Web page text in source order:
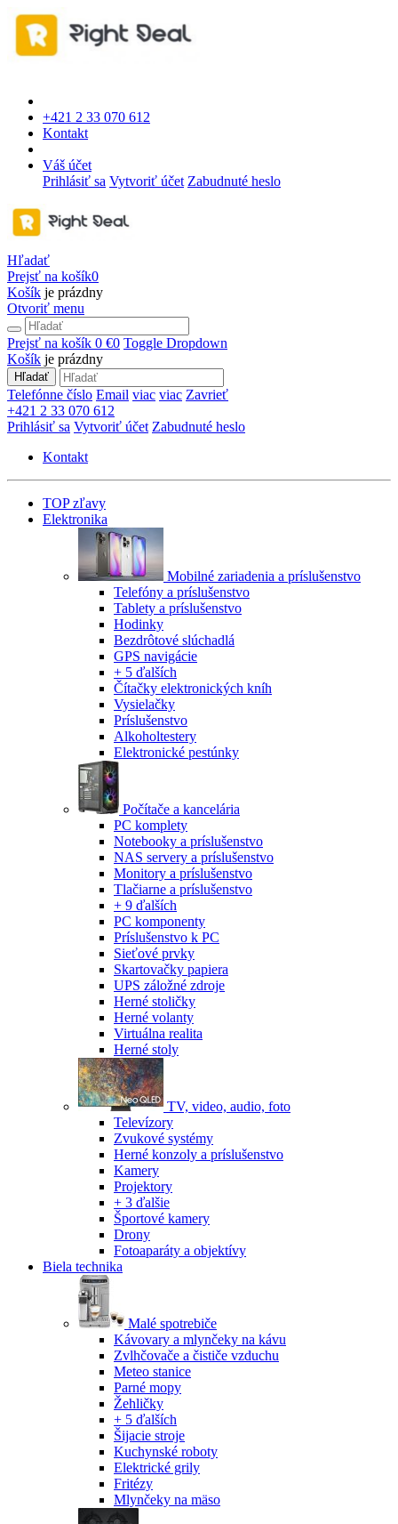
+421 2 33 070 612
Kontakt
Váš účet
Prihlásiť sa Vytvoriť účet Zabudnuté heslo
Hľadať
Prejsť na košík0
Košík je prázdny
Otvoriť menu
Prejsť na košík 0 €0 Toggle Dropdown
Košík je prázdny
Hľadať
Telefónne číslo Email viac viac Zavrieť
+421 2 33 070 612
Prihlásiť sa Vytvoriť účet Zabudnuté heslo
Kontakt
TOP zľavy
Elektronika
Mobilné zariadenia a príslušenstvo
Telefóny a príslušenstvo
Tablety a príslušenstvo
Hodinky
Bezdrôtové slúchadlá
GPS navigácie
+ 5 ďalších
Čítačky elektronických kníh
Vysielačky
Príslušenstvo
Alkoholtestery
Elektronické pestúnky
Počítače a kancelária
PC komplety
Notebooky a príslušenstvo
NAS servery a príslušenstvo
Monitory a príslušenstvo
Tlačiarne a príslušenstvo
+ 9 ďalších
PC komponenty
Príslušenstvo k PC
Sieťové prvky
Skartovačky papiera
UPS záložné zdroje
Herné stoličky
Herné volanty
Virtuálna realita
Herné stoly
TV, video, audio, foto
Televízory
Zvukové systémy
Herné konzoly a príslušenstvo
Kamery
Projektory
+ 3 ďalšie
Športové kamery
Drony
Fotoaparáty a objektívy
Biela technika
Malé spotrebiče
Kávovary a mlynčeky na kávu
Zvlhčovače a čističe vzduchu
Meteo stanice
Parné mopy
Žehličky
+ 5 ďalších
Šijacie stroje
Kuchynské roboty
Elektrické grily
Fritézy
Mlynčeky na mäso